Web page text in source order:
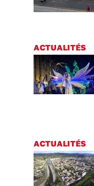
ACTUALITÉS
ACTUALITÉS